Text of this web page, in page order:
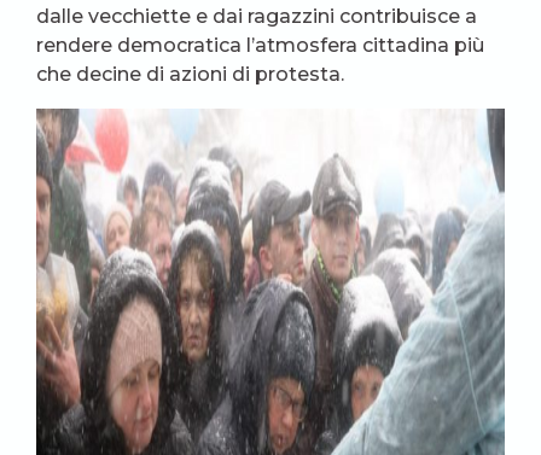
dalle vecchiette e dai ragazzini contribuisce a
rendere democratica l’atmosfera cittadina più
che decine di azioni di protesta.